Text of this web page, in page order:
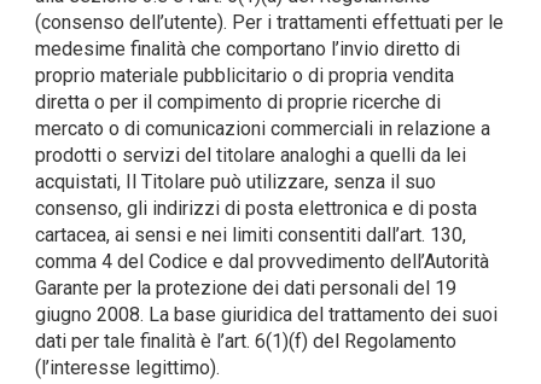
(consenso dell’utente). Per i trattamenti effettuati per le
medesime finalità che comportano l’invio diretto di
proprio materiale pubblicitario o di propria vendita
diretta o per il compimento di proprie ricerche di
mercato o di comunicazioni commerciali in relazione a
prodotti o servizi del titolare analoghi a quelli da lei
acquistati, Il Titolare può utilizzare, senza il suo
consenso, gli indirizzi di posta elettronica e di posta
cartacea, ai sensi e nei limiti consentiti dall’art. 130,
comma 4 del Codice e dal provvedimento dell’Autorità
Garante per la protezione dei dati personali del 19
giugno 2008. La base giuridica del trattamento dei suoi
dati per tale finalità è l’art. 6(1)(f) del Regolamento
(l’interesse legittimo).